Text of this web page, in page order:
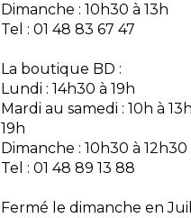
Dimanche : 10h30 à 13h
Tel : 01 48 83 67 47
La boutique BD :
Lundi : 14h30 à 19h
Mardi au samedi : 10h à
19h
Dimanche : 10h30 à 12h30
Tel : 01 48 89 13 88
Fermé le dimanche en